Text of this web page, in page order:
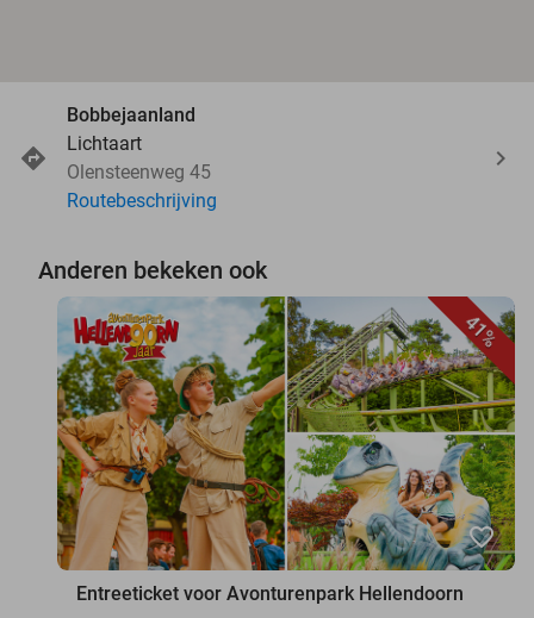
Bobbejaanland
Lichtaart
Olensteenweg 45
Routebeschrijving
Anderen bekeken ook
41%
favorite_border
Entreeticket voor Avonturenpark Hellendoorn